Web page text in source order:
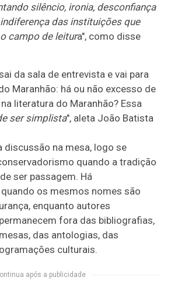
silêncio, ironia, desconfiança
das instituições que
campo de leitura", como disse
da sala de entrevista e vai para
Maranhão: há ou não excesso de
literatura do Maranhão? Essa
ser simplista", aleta João Batista
discussão na mesa, logo se
quando a tradição
ser passagem. Há
os mesmos nomes são
enquanto autores
fora das bibliografias,
das antologias, das
culturais.
após a publicidade